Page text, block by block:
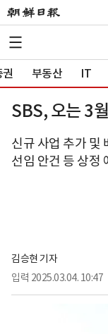
부동산 IT
SBS, 오는 3
신규 사업 추가 및
선임 안건 등 상정
김승현 기자
입력 2025.03.04. 10:47